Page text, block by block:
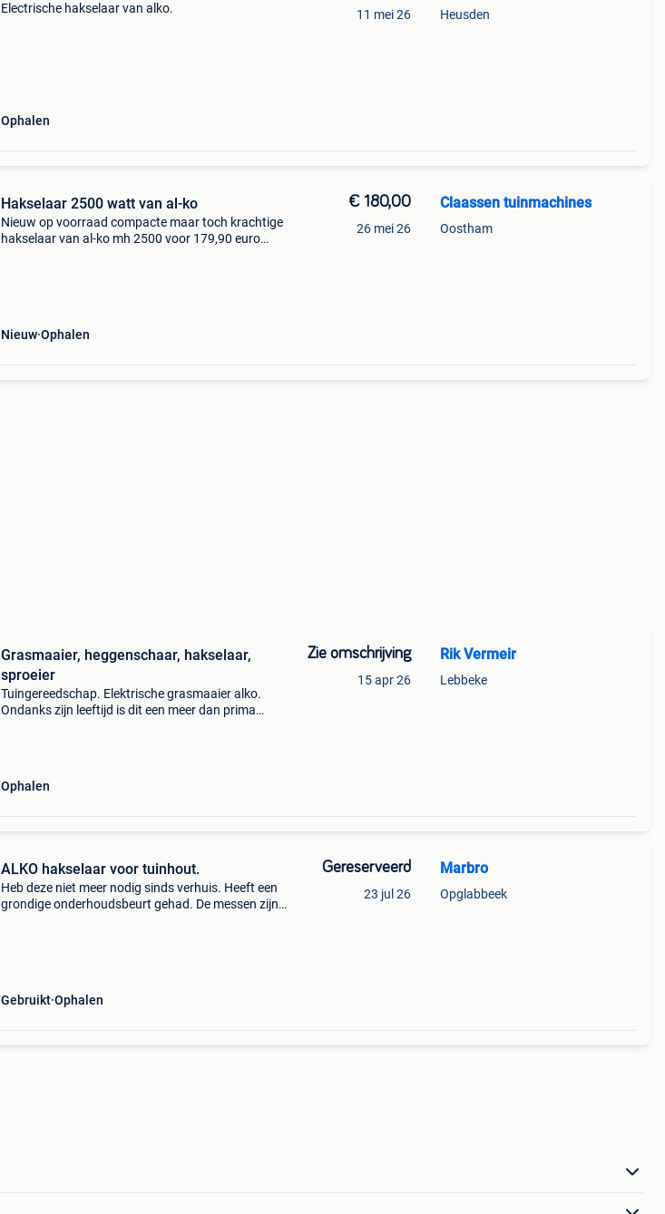
Electrische hakselaar van alko.
Ophalen
11 mei 26 Heusden
Hakselaar 2500 watt van al-ko
Nieuw op voorraad compacte maar toch krachtige
hakselaar van al-ko mh 2500 voor 179,90 euro
Nieuw Ophalen
€ 180,00
26 mei 26
Claassen tuinmachines
Oostham
Grasmaaier, heggenschaar, hakselaar,
sproeier
Tuingereedschap. Elektrische grasmaaier alko.
Ondanks zijn leeftijd is dit een meer dan prima
Ophalen
Zie omschrijving
15 apr 26
Rik Vermeir
Lebbeke
ALKO hakselaar voor tuinhout.
Heb deze niet meer nodig sinds verhuis. Heeft een
grondige onderhoudsbeurt gehad. De messen zijn
Gebruikt Ophalen
Gereserveerd
23 jul 26
Marbro
Opglabbeek